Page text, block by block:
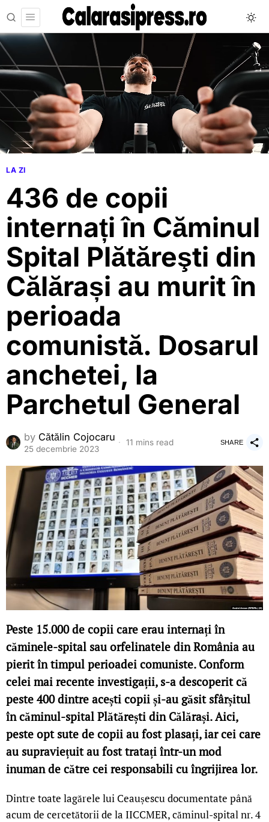
LA ZI
436 de copii
internați în Căminul
Spital Plătăreşti din
Călărași au murit în
perioada
comunistă. Dosarul
anchetei, la
Parchetul General
by Cătălin Cojocaru
25 decembrie 2023
11 mins read SHARE
Peste 15.000 de copii care erau internați în
căminele-spital sau orfelinatele din România au
pierit în timpul perioadei comuniste. Conform
celei mai recente investigații, s-a descoperit că
peste 400 dintre acești copii și-au găsit sfârșitul
în căminul-spital Plătărești din Călărași. Aici,
peste opt sute de copii au fost plasați, iar cei care
au supraviețuit au fost tratați într-un mod
inuman de către cei responsabili cu îngrijirea lor.
Dintre toate lagărele lui Ceaușescu documentate până
acum de cercetătorii de la IICCMER, căminul-spital nr. 4